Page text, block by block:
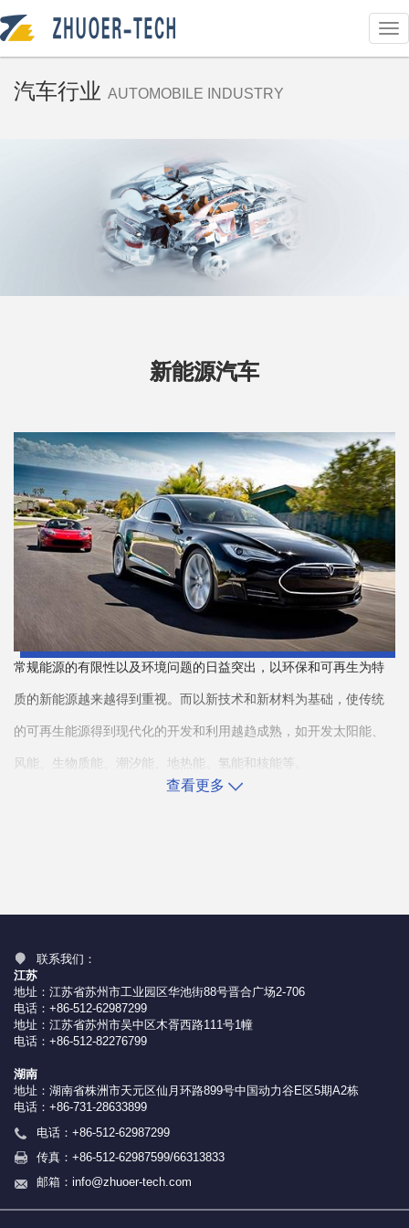
汽车行业 AUTOMOBILE INDUSTRY
新能源汽车
常规能源的有限性以及环境问题的日益突出，以环保和可再生为特
质的新能源越来越得到重视。而以新技术和新材料为基础，使传统
的可再生能源得到现代化的开发和利用越趋成熟，如开发太阳能、
风能、生物质能、潮汐能、地热能、氢能和核能等。
燃料电池汽车以至于完全占据新能源汽车市场，实现零排放。在我
国，国家将大幅提高纯电动汽车、插电式混合动力汽车累计产销
量，形成与市场规模相适应的充电设施体系和新能源汽车商业运行
模式。到2020年则实现纯电动汽车、插电式混合动力汽车累计产销
量在2015年的基础上再上一个新台阶，实现规模化商业运营。由此
可见，新能源汽车的高速发展是必然趋势。
在此环境下，连接器作为汽车内部的核心元器件、线束作为汽车电
路的网络主体，也必须进行全面的改进。新能源汽车由于存在高压
查看更多
联系我们：
江苏
地址：江苏省苏州市工业园区华池街88号晋合广场2-706
电话：+86-512-62987299
地址：江苏省苏州市吴中区木胥西路111号1幢
电话：+86-512-82276799
湖南
地址：湖南省株洲市天元区仙月环路899号中国动力谷E区5期A2栋
电话：+86-731-28633899
电话： +86-512-62987299
传真： +86-512-62987599/66313833
邮箱： info@zhuoer-tech.com